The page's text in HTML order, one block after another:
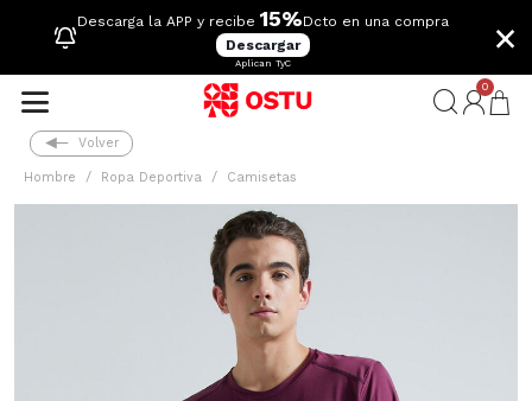
Descarga la APP y recibe 15%Dcto en una compra
Descargar
Aplican TyC
×
0
Volver
Hombre Ropa Deportiva Camisetas